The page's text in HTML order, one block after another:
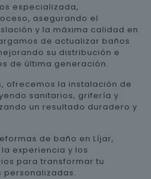
especializada,
asegurando el
y la máxima calidad en
de actualizar baños
su distribución e
de última generación.
ofrecemos la instalación de
sanitarios, grifería y
un resultado duradero y
de baño en Líjar,
experiencia y los
para transformar tu
personalizadas.